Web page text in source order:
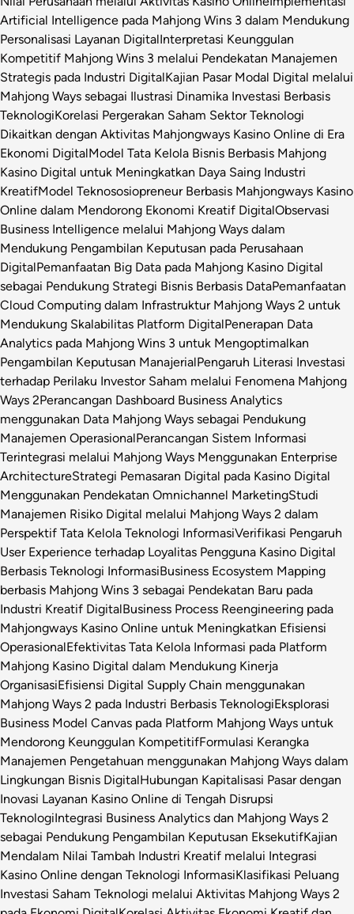
Artificial Intelligence pada Mahjong Wins 3 dalam Mendukung
Personalisasi Layanan DigitalInterpretasi Keunggulan
Kompetitif Mahjong Wins 3 melalui Pendekatan Manajemen
Strategis pada Industri DigitalKajian Pasar Modal Digital melalui
Mahjong Ways sebagai Ilustrasi Dinamika Investasi Berbasis
TeknologiKorelasi Pergerakan Saham Sektor Teknologi
Dikaitkan dengan Aktivitas Mahjongways Kasino Online di Era
Ekonomi DigitalModel Tata Kelola Bisnis Berbasis Mahjong
Kasino Digital untuk Meningkatkan Daya Saing Industri
KreatifModel Teknososiopreneur Berbasis Mahjongways Kasino
Online dalam Mendorong Ekonomi Kreatif DigitalObservasi
Business Intelligence melalui Mahjong Ways dalam
Mendukung Pengambilan Keputusan pada Perusahaan
DigitalPemanfaatan Big Data pada Mahjong Kasino Digital
sebagai Pendukung Strategi Bisnis Berbasis DataPemanfaatan
Cloud Computing dalam Infrastruktur Mahjong Ways 2 untuk
Mendukung Skalabilitas Platform DigitalPenerapan Data
Analytics pada Mahjong Wins 3 untuk Mengoptimalkan
Pengambilan Keputusan ManajerialPengaruh Literasi Investasi
terhadap Perilaku Investor Saham melalui Fenomena Mahjong
Ways 2Perancangan Dashboard Business Analytics
menggunakan Data Mahjong Ways sebagai Pendukung
Manajemen OperasionalPerancangan Sistem Informasi
Terintegrasi melalui Mahjong Ways Menggunakan Enterprise
ArchitectureStrategi Pemasaran Digital pada Kasino Digital
Menggunakan Pendekatan Omnichannel MarketingStudi
Manajemen Risiko Digital melalui Mahjong Ways 2 dalam
Perspektif Tata Kelola Teknologi InformasiVerifikasi Pengaruh
User Experience terhadap Loyalitas Pengguna Kasino Digital
Berbasis Teknologi InformasiBusiness Ecosystem Mapping
berbasis Mahjong Wins 3 sebagai Pendekatan Baru pada
Industri Kreatif DigitalBusiness Process Reengineering pada
Mahjongways Kasino Online untuk Meningkatkan Efisiensi
OperasionalEfektivitas Tata Kelola Informasi pada Platform
Mahjong Kasino Digital dalam Mendukung Kinerja
OrganisasiEfisiensi Digital Supply Chain menggunakan
Mahjong Ways 2 pada Industri Berbasis TeknologiEksplorasi
Business Model Canvas pada Platform Mahjong Ways untuk
Mendorong Keunggulan KompetitifFormulasi Kerangka
Manajemen Pengetahuan menggunakan Mahjong Ways dalam
Lingkungan Bisnis DigitalHubungan Kapitalisasi Pasar dengan
Inovasi Layanan Kasino Online di Tengah Disrupsi
TeknologiIntegrasi Business Analytics dan Mahjong Ways 2
sebagai Pendukung Pengambilan Keputusan EksekutifKajian
Mendalam Nilai Tambah Industri Kreatif melalui Integrasi
Kasino Online dengan Teknologi InformasiKlasifikasi Peluang
Investasi Saham Teknologi melalui Aktivitas Mahjong Ways 2